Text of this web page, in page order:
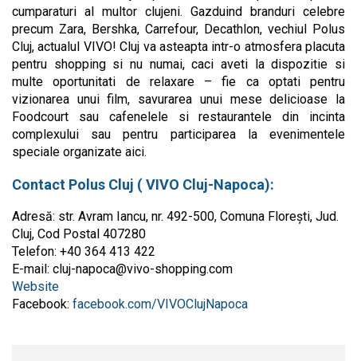
cumparaturi al multor clujeni. Gazduind branduri celebre
precum Zara, Bershka, Carrefour, Decathlon, vechiul Polus
Cluj, actualul VIVO! Cluj va asteapta intr-o atmosfera placuta
pentru shopping si nu numai, caci aveti la dispozitie si
multe oportunitati de relaxare – fie ca optati pentru
vizionarea unui film, savurarea unui mese delicioase la
Foodcourt sau cafenelele si restaurantele din incinta
complexului sau pentru participarea la evenimentele
speciale organizate aici.
Contact Polus Cluj ( VIVO Cluj-Napoca):
Adresă: str. Avram Iancu, nr. 492-500, Comuna Floreşti, Jud.
Cluj, Cod Postal 407280
Telefon: +40 364 413 422
E-mail: cluj-napoca@vivo-shopping.com
Website
Facebook: facebook.com/VIVOClujNapoca